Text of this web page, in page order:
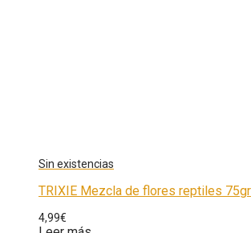
TRIXIE Mezcla de flores reptiles 75gr
4,99€